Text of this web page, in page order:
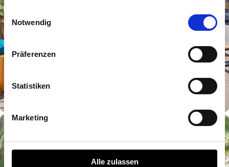
Einwilligungsauswahl
Notwendig
Präferenzen
Statistiken
Marketing
Alle zulassen